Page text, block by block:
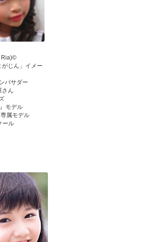
Ria)©
じん」イメー
バサダー
ん
モデル
属モデル
ール